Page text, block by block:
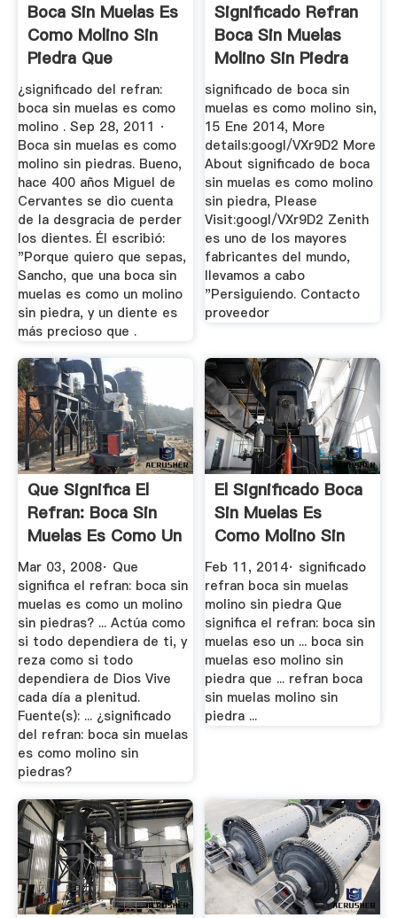
Boca Sin Muelas Es
Como Molino Sin
Piedra Que
Significa
¿significado del refran:
boca sin muelas es como
molino . Sep 28, 2011 ·
Boca sin muelas es como
molino sin piedras. Bueno,
hace 400 años Miguel de
Cervantes se dio cuenta
de la desgracia de perder
los dientes. Él escribió:
"Porque quiero que sepas,
Sancho, que una boca sin
muelas es como un molino
sin piedra, y un diente es
más precioso que .
Significado Refran
Boca Sin Muelas
Molino Sin Piedra
significado de boca sin
muelas es como molino sin,
15 Ene 2014, More
details:googl/VXr9D2 More
About significado de boca
sin muelas es como molino
sin piedra, Please
Visit:googl/VXr9D2 Zenith
es uno de los mayores
fabricantes del mundo,
llevamos a cabo
"Persiguiendo. Contacto
proveedor
Que Significa El
Refran: Boca Sin
Muelas Es Como Un
Molino ...
Mar 03, 2008· Que
significa el refran: boca sin
muelas es como un molino
sin piedras? ... Actúa como
si todo dependiera de ti, y
reza como si todo
dependiera de Dios Vive
cada día a plenitud.
Fuente(s): ... ¿significado
del refran: boca sin muelas
es como molino sin
piedras?
El Significado Boca
Sin Muelas Es
Como Molino Sin
Piedra ...
Feb 11, 2014· significado
refran boca sin muelas
molino sin piedra Que
significa el refran: boca sin
muelas eso un ... boca sin
muelas eso molino sin
piedra que ... refran boca
sin muelas molino sin
piedra ...